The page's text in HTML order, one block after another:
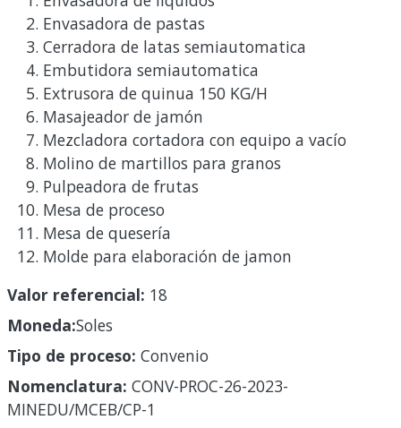
Envasadora de pastas
Cerradora de latas semiautomatica
Embutidora semiautomatica
Extrusora de quinua 150 KG/H
Masajeador de jamón
Mezcladora cortadora con equipo a vacío
Molino de martillos para granos
Pulpeadora de frutas
Mesa de proceso
Mesa de quesería
Molde para elaboración de jamon
Valor referencial: 18
Moneda:Soles
Tipo de proceso: Convenio
Nomenclatura: CONV-PROC-26-2023-
MINEDU/MCEB/CP-1